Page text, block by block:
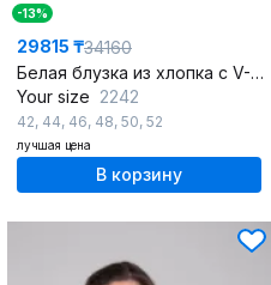
-13%
29815 ₸34160
Белая блузка из хлопка с V-вырезом и рюшей, демисезон
Your size 2242
42, 44, 46, 48, 50, 52
лучшая цена
В корзину